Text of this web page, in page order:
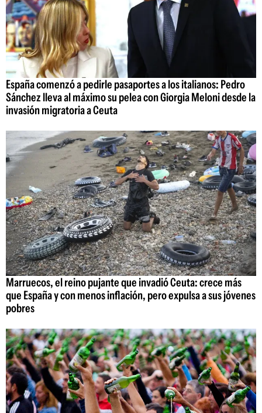
España comenzó a pedirle pasaportes a los italianos: Pedro
Sánchez lleva al máximo su pelea con Giorgia Meloni desde la
invasión migratoria a Ceuta
Marruecos, el reino pujante que invadió Ceuta: crece más
que España y con menos inflación, pero expulsa a sus jóvenes
pobres